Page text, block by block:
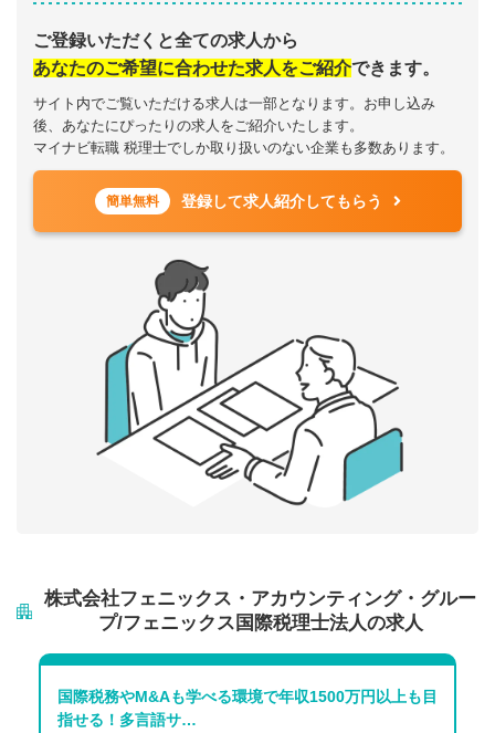
ご登録いただくと全ての求人から
あなたのご希望に合わせた求人をご紹介できます。
サイト内でご覧いただける求人は一部となります。お申し込み
後、あなたにぴったりの求人をご紹介いたします。
マイナビ転職 税理士でしか取り扱いのない企業も多数あります。
簡単無料 登録して求人紹介してもらう
株式会社フェニックス・アカウンティング・グルー
プ/フェニックス国際税理士法人の求人
国際税務やM&Aも学べる環境で年収1500万円以上も目
指せる！多言語サ…